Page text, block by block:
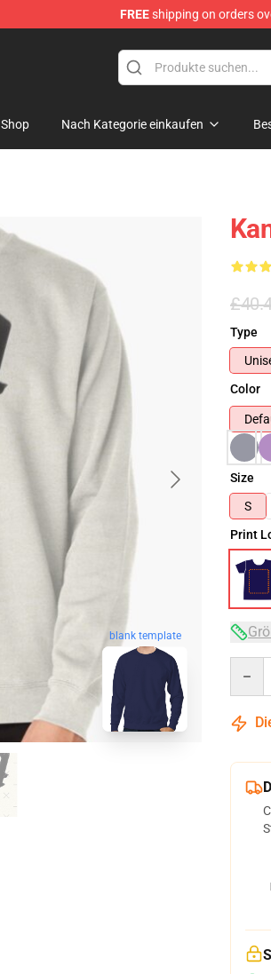
FREEshipping on orders
Shop Nach Kategorie einkaufen
blank template
Type
Color
Size
S
Print